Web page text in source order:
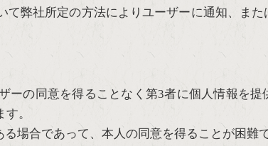
弊社所定の方法によりユーザーに通知、ま
ーの同意を得ることなく第3者に個人情報を
。
場合であって、本人の同意を得ることが困難で